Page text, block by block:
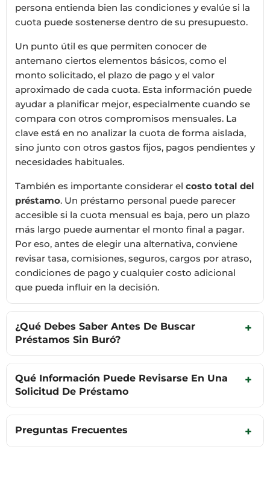
persona entienda bien las condiciones y evalúe si la
cuota puede sostenerse dentro de su presupuesto.
Un punto útil es que permiten conocer de
antemano ciertos elementos básicos, como el
monto solicitado, el plazo de pago y el valor
aproximado de cada cuota. Esta información puede
ayudar a planificar mejor, especialmente cuando se
compara con otros compromisos mensuales. La
clave está en no analizar la cuota de forma aislada,
sino junto con otros gastos fijos, pagos pendientes y
necesidades habituales.
También es importante considerar el costo total del
préstamo. Un préstamo personal puede parecer
accesible si la cuota mensual es baja, pero un plazo
más largo puede aumentar el monto final a pagar.
Por eso, antes de elegir una alternativa, conviene
revisar tasa, comisiones, seguros, cargos por atraso,
condiciones de pago y cualquier costo adicional
que pueda influir en la decisión.
¿Qué Debes Saber Antes De Buscar
Préstamos Sin Buró?
+
Qué Información Puede Revisarse En Una
Solicitud De Préstamo
+
Preguntas Frecuentes +